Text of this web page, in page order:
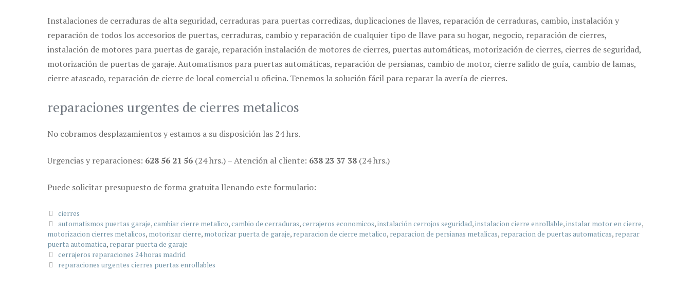
Instalaciones de cerraduras de alta seguridad, cerraduras para puertas corredizas, duplicaciones de llaves, reparación de cerraduras, cambio, instalación y
reparación de todos los accesorios de puertas, cerraduras, cambio y reparación de cualquier tipo de llave para su hogar, negocio, reparación de cierres,
instalación de motores para puertas de garaje, reparación instalación de motores de cierres, puertas automáticas, motorización de cierres, cierres de seguridad,
motorización de puertas de garaje. Automatismos para puertas automáticas, reparación de persianas, cambio de motor, cierre salido de guía, cambio de lamas,
cierre atascado, reparación de cierre de local comercial u oficina. Tenemos la solución fácil para reparar la avería de cierres.
reparaciones urgentes de cierres metalicos
No cobramos desplazamientos y estamos a su disposición las 24 hrs.
Urgencias y reparaciones: 628 56 21 56 (24 hrs.) – Atención al cliente: 638 23 37 38 (24 hrs.)
Puede solicitar presupuesto de forma gratuita llenando este formulario:
Categorías
cierres
Etiquetas
automatismos puertas garaje,cambiar cierre metalico,cambio de cerraduras,cerrajeros economicos,instalación cerrojos seguridad,instalacion cierre enrollable,instalar motor en cierre,
motorizacion cierres metalicos, motorizar cierre, motorizar puerta de garaje, reparacion de cierre metalico, reparacion de persianas metalicas, reparacion de puertas automaticas, reparar
puerta automatica, reparar puerta de garaje
cerrajeros reparaciones 24 horas madrid
reparaciones urgentes cierres puertas enrollables